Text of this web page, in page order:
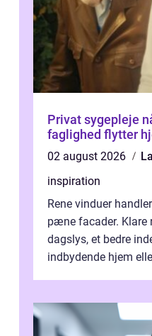
Privat sygepleje når nærvær og
faglighed flytter
02 august 2026
inspiration
Rene vinduer
pæne facader. Klare
dagslys, et bedre
indbydende hjem